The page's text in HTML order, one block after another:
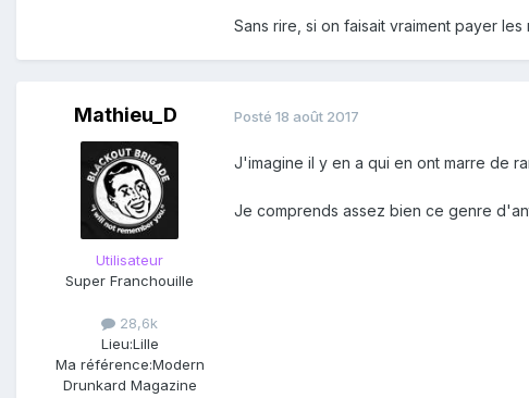
Sans rire, si on faisait vraiment payer
Mathieu_D
Utilisateur
Super Franchouille
28,6k
Lieu:Lille
Ma référence:Modern
Drunkard Magazine
Posté 18 août 2017
J'imagine il y en a qui en ont marre de
Je comprends assez bien ce genre